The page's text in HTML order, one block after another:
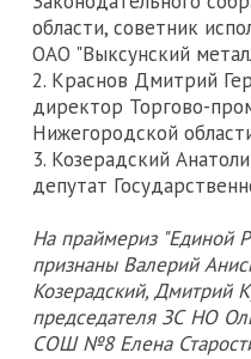
области, советник
ОАО "Выксунский
2. Краснов Дмитрий
директор Торгово-
Нижегородской
3. Козерадский
депутат
На праймериз "Единой
признаны Валерий
Козерадский, Дмитрий
председателя ЗС НО
СОШ №8 Елена